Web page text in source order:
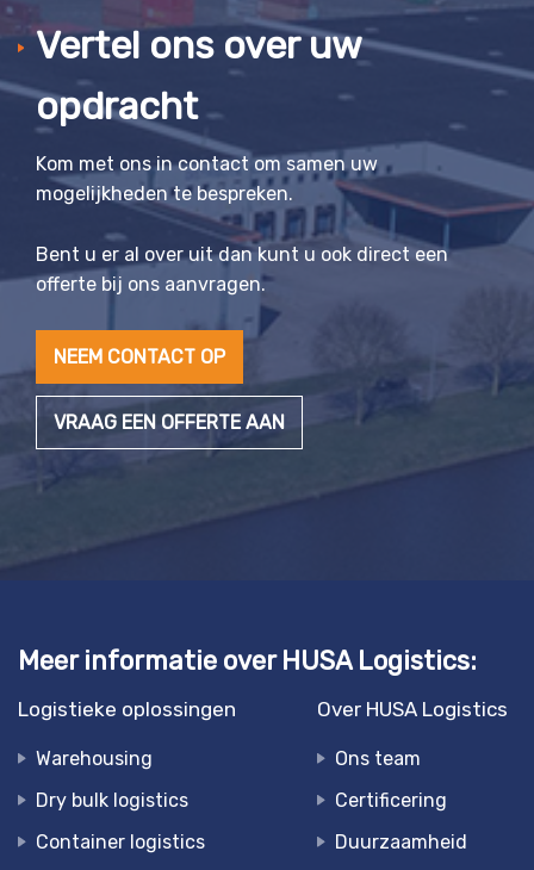
Vertel ons over uw
opdracht
Kom met ons in contact om samen uw
mogelijkheden te bespreken.
Bent u er al over uit dan kunt u ook direct een
offerte bij ons aanvragen.
NEEM CONTACT OP
VRAAG EEN OFFERTE AAN
Meer informatie over HUSA Logistics:
Logistieke oplossingen
Warehousing
Dry bulk logistics
Container logistics
Over HUSA Logistics
Ons team
Certificering
Duurzaamheid